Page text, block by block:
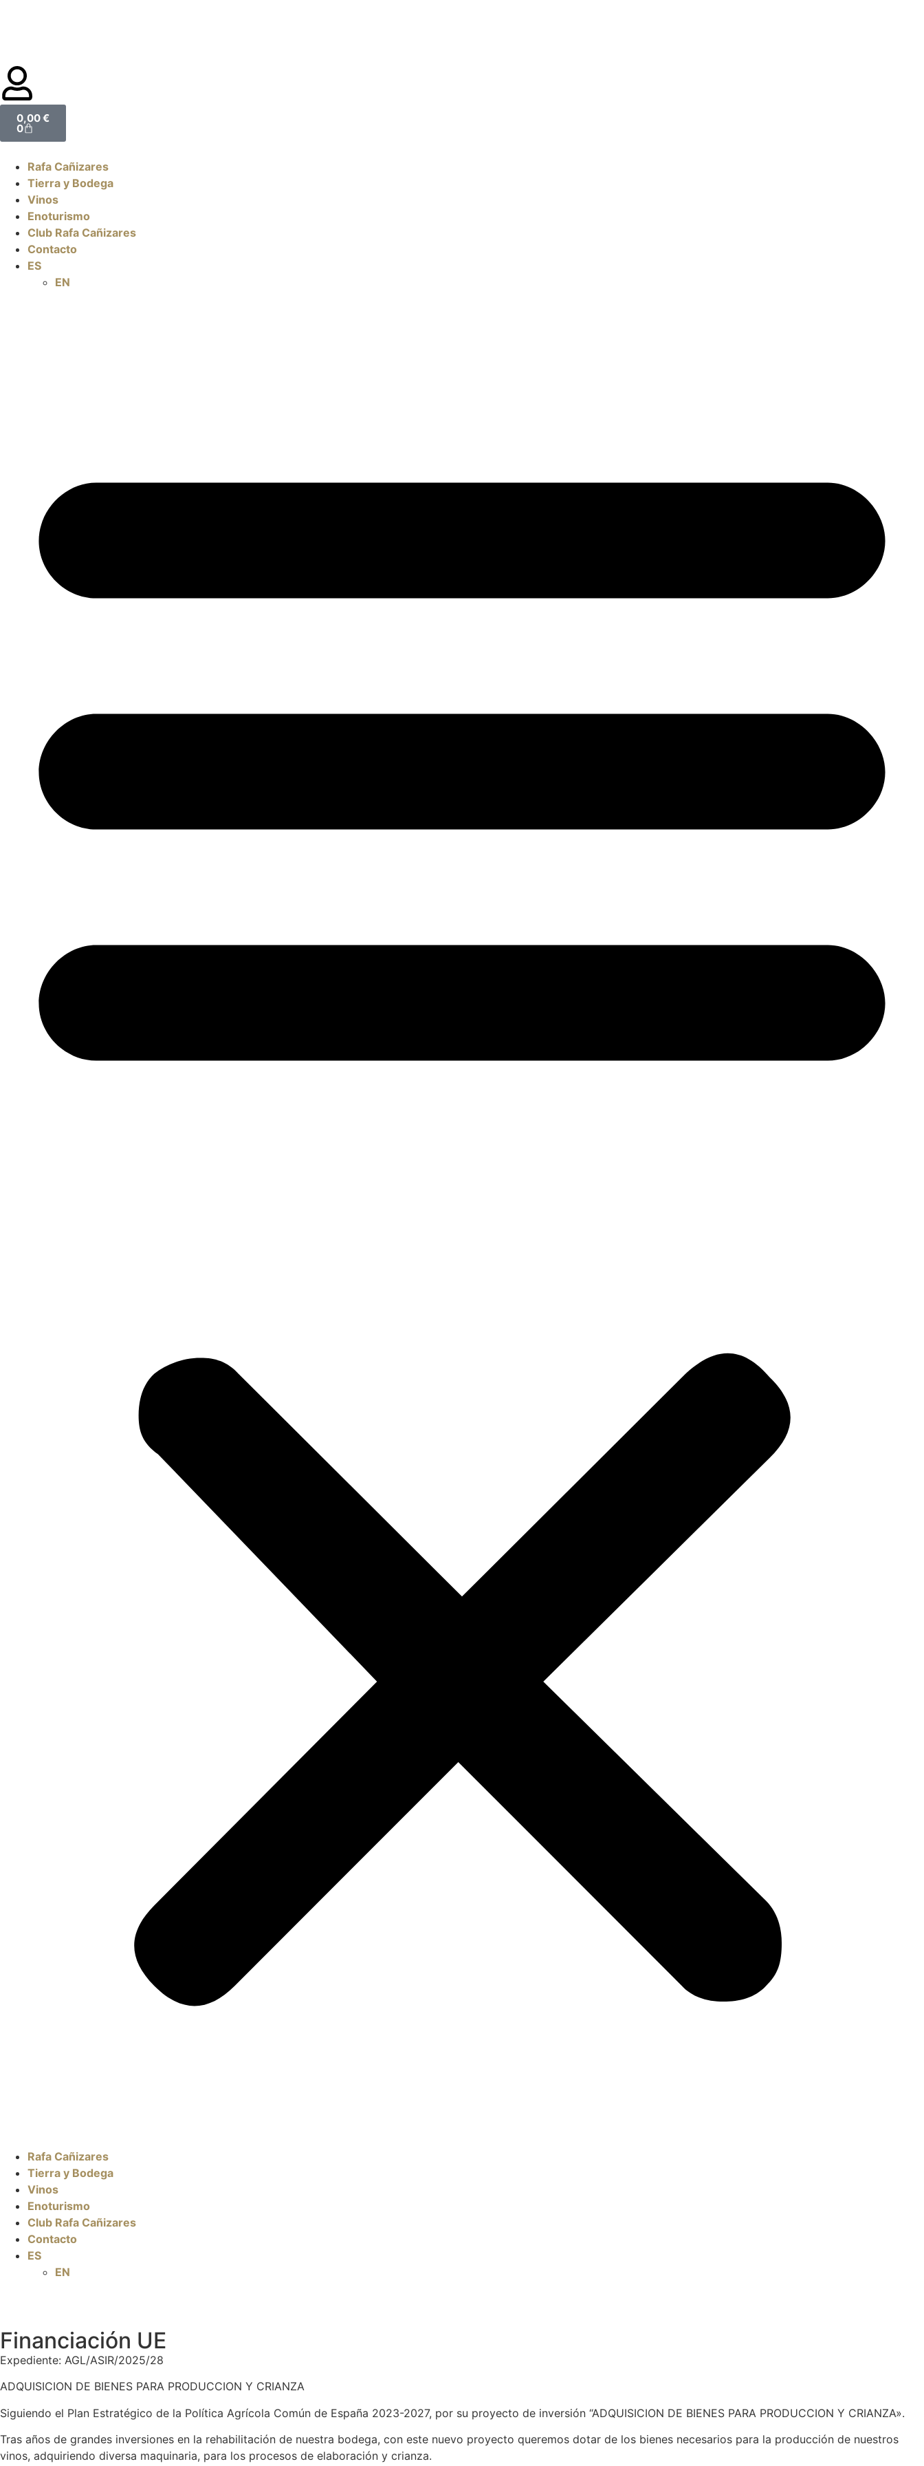
0,00€
0
Rafa Cañizares
Tierra y Bodega
Vinos
Enoturismo
Club Rafa Cañizares
Contacto
ES
EN
Rafa Cañizares
Tierra y Bodega
Vinos
Enoturismo
Club Rafa Cañizares
Contacto
ES
EN
Financiación UE
Expediente: AGL/ASIR/2025/28
ADQUISICION DE BIENES PARA PRODUCCION Y CRIANZA
Siguiendo el Plan Estratégico de la Política Agrícola Común de España 2023-2027, por su proyecto de inversión “ADQUISICION DE BIENES PARA PRODUCCION Y CRIANZA».
Tras años de grandes inversiones en la rehabilitación de nuestra bodega, con este nuevo proyecto queremos dotar de los bienes necesarios para la producción de nuestros
vinos, adquiriendo diversa maquinaria, para los procesos de elaboración y crianza.